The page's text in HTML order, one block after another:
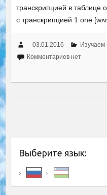
транскрипцией в
с транскрипцией 1 one
03.01.2016
Изучаем
Комментариев нет
Выберите язык: